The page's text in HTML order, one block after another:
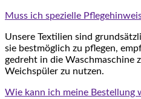
Muss ich spezielle
Unsere Textilien sind
sie bestmöglich zu pflegen,
gedreht in die Waschmaschine
Weichspüler zu nutzen.
Wie kann ich meine Bestellung